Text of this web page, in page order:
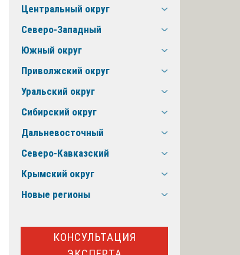
Центральный округ
Северо-Западный
Южный округ
Приволжский округ
Уральский округ
Сибирский округ
Дальневосточный
Северо-Кавказский
Крымский округ
Новые регионы
КОНСУЛЬТАЦИЯ